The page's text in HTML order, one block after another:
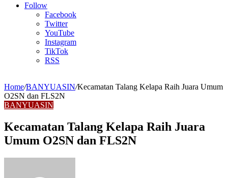
Article
Follow
Facebook
Twitter
YouTube
Instagram
TikTok
RSS
Home/BANYUASIN/Kecamatan Talang Kelapa Raih Juara Umum
O2SN dan FLS2N
BANYUASIN
Kecamatan Talang Kelapa Raih Juara
Umum O2SN dan FLS2N